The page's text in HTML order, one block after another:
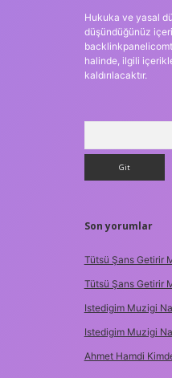
Hukuka ve yasal
düşündüğünüz
halinde, ilgili
kaldırılacaktır.
Son yorumlar
Tütsü Şans Getirir
Tütsü Şans Getirir
Istedigim Muzigi
Istedigim Muzigi
Ahmet Hamdi